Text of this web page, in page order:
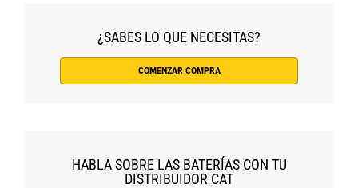
¿SABES LO QUE NECESITAS?
COMENZAR COMPRA
HABLA SOBRE LAS BATERÍAS CON TU
DISTRIBUIDOR CAT